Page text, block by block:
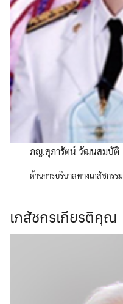
ภญ.สุภารัตน์ วัฒนสมบัติ
ด้านการบริบาลทางเภสัชกรรม
เภสัชกรเกียรติคุณ